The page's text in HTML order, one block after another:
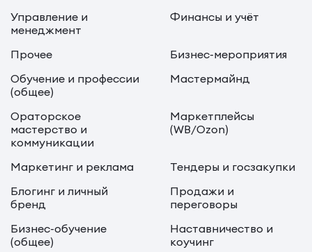
Управление и
менеджмент
Финансы и учёт
Прочее
Бизнес-мероприятия
Обучение и профессии
(общее)
Мастермайнд
Ораторское
мастерство и
коммуникации
Маркетплейсы
(WB/Ozon)
Маркетинг и реклама
Тендеры и госзакупки
Блогинг и личный
бренд
Продажи и
переговоры
Бизнес-обучение
(общее)
Наставничество и
коучинг